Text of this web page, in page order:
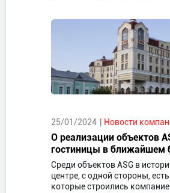
25/01/2024 Новости
О реализации объектов
гостиницы в ближайшем
Среди объектов ASG в
центре, с одной стороны,
которые строились